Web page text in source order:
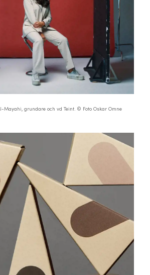
Mayahi, grundare och vd Teint. © Foto Oskar Omne